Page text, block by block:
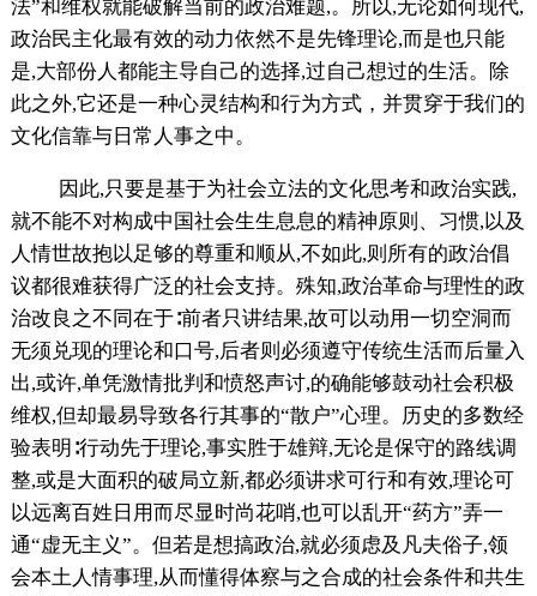
法”和维权就能破解当前的政治难题,。所以,无论如何现代,
政治民主化最有效的动力依然不是先锋理论,而是也只能
是,大部份人都能主导自己的选择,过自己想过的生活。除
此之外,它还是一种心灵结构和行为方式，并贯穿于我们的
文化信靠与日常人事之中。
因此,只要是基于为社会立法的文化思考和政治实践,
就不能不对构成中国社会生生息息的精神原则、习惯,以及
人情世故抱以足够的尊重和顺从,不如此,则所有的政治倡
议都很难获得广泛的社会支持。殊知,政治革命与理性的政
治改良之不同在于∶前者只讲结果,故可以动用一切空洞而
无须兑现的理论和口号,后者则必须遵守传统生活而后量入
出,或许,单凭激情批判和愤怒声讨,的确能够鼓动社会积极
维权,但却最易导致各行其事的“散户”心理。历史的多数经
验表明∶行动先于理论,事实胜于雄辩,无论是保守的路线调
整,或是大面积的破局立新,都必须讲求可行和有效,理论可
以远离百姓日用而尽显时尚花哨,也可以乱开“药方”弄一
通“虚无主义”。但若是想搞政治,就必须虑及凡夫俗子,领
会本土人情事理,从而懂得体察与之合成的社会条件和共生